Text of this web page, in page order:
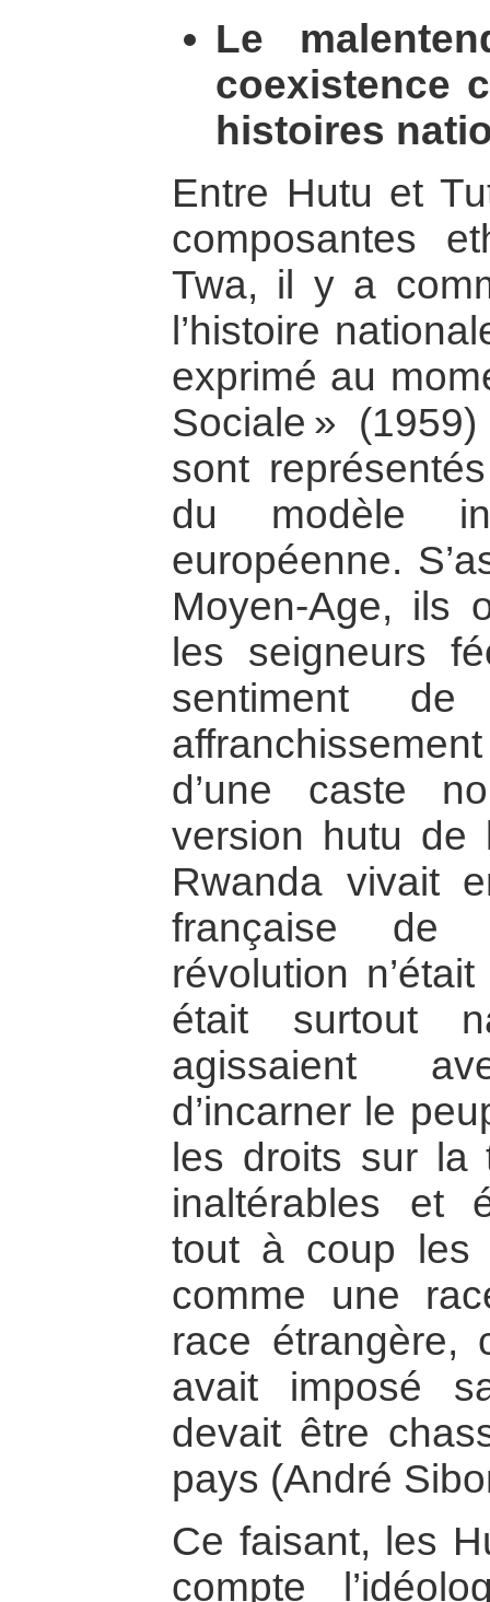
Le
coexistence
histoires
Entre Hutu et
composantes
Twa, il y a
l’histoire
exprimé au
Sociale »
sont
du modèle
européenne.
Moyen-Age, ils
les seigneurs
sentiment
d’une caste
version hutu de
Rwanda vivait
française de
révolution
était surtout
agissaient
d’incarner le
les droits sur la
inaltérables et
tout à coup les
comme une
race étrangère,
avait imposé
devait être
pays (André
Ce faisant, les
compte